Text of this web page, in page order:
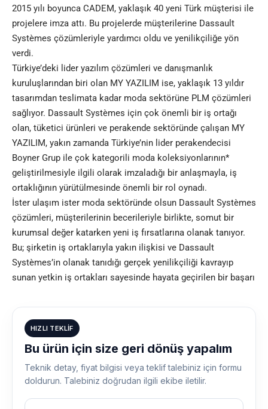
2015 yılı boyunca CADEM, yaklaşık 40 yeni Türk müşterisi ile
projelere imza attı. Bu projelerde müşterilerine Dassault
Systèmes çözümleriyle yardımcı oldu ve yenilikçiliğe yön
verdi.
Türkiye’deki lider yazılım çözümleri ve danışmanlık
kuruluşlarından biri olan MY YAZILIM ise, yaklaşık 13 yıldır
tasarımdan teslimata kadar moda sektörüne PLM çözümleri
sağlıyor. Dassault Systèmes için çok önemli bir iş ortağı
olan, tüketici ürünleri ve perakende sektöründe çalışan MY
YAZILIM, yakın zamanda Türkiye’nin lider perakendecisi
Boyner Grup ile çok kategorili moda koleksiyonlarının*
geliştirilmesiyle ilgili olarak imzaladığı bir anlaşmayla, iş
ortaklığının yürütülmesinde önemli bir rol oynadı.
İster ulaşım ister moda sektöründe olsun Dassault Systèmes
çözümleri, müşterilerinin becerileriyle birlikte, somut bir
kurumsal değer katarken yeni iş fırsatlarına olanak tanıyor.
Bu; şirketin iş ortaklarıyla yakın ilişkisi ve Dassault
Systèmes’in olanak tanıdığı gerçek yenilikçiliği kavrayıp
sunan yetkin iş ortakları sayesinde hayata geçirilen bir başarı
HIZLI TEKLIF
Bu ürün için size geri dönüş yapalım
Teknik detay, fiyat bilgisi veya teklif talebiniz için formu
doldurun. Talebiniz doğrudan ilgili ekibe iletilir.